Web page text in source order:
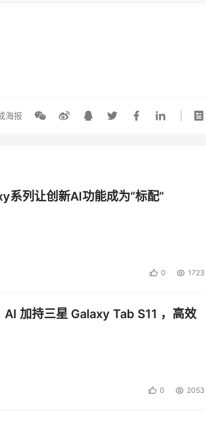
海报
系列让创新AI功能成为“标配”
0 1723
加持三星 Galaxy Tab S11 ，高效
0 2053